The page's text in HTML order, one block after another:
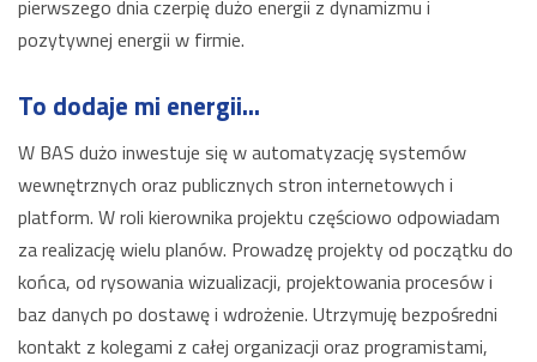
pierwszego dnia czerpię dużo energii z dynamizmu i
pozytywnej energii w firmie.
To dodaje mi energii...
W BAS dużo inwestuje się w automatyzację systemów
wewnętrznych oraz publicznych stron internetowych i
platform. W roli kierownika projektu częściowo odpowiadam
za realizację wielu planów. Prowadzę projekty od początku do
końca, od rysowania wizualizacji, projektowania procesów i
baz danych po dostawę i wdrożenie. Utrzymuję bezpośredni
kontakt z kolegami z całej organizacji oraz programistami,